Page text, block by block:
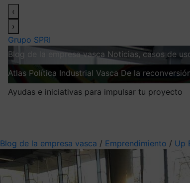
‹
›
Grupo SPRI
Blog de la empresa vasca Noticias, casos de
Atlas Política Industrial Vasca De la
Ayudas e iniciativas para impulsar tu proyecto
Blog de la empresa vasca / Emprendimiento / Up